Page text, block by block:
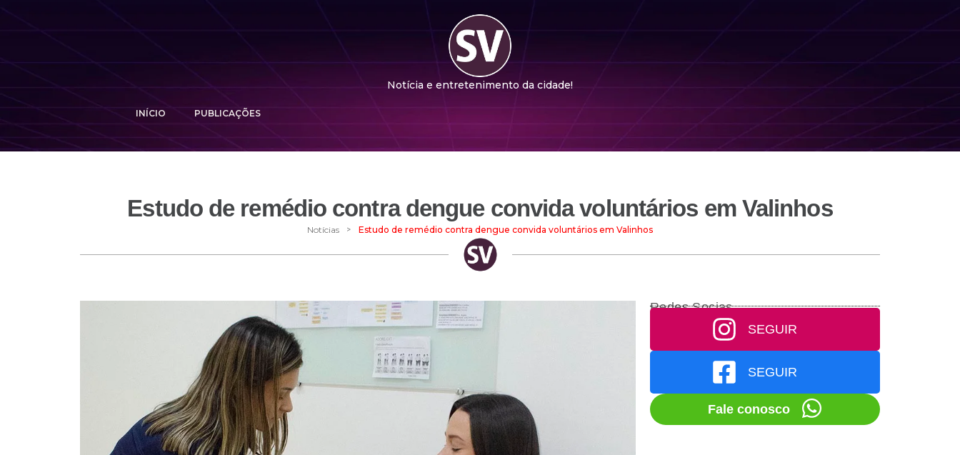
Notícia e entretenimento da cidade!
INÍCIO PUBLICAÇÕES
Estudo de remédio contra dengue convida voluntários em Valinhos
Notícias > Estudo de remédio contra dengue convida voluntários em Valinhos
Redes Socias
SEGUIR
SEGUIR
Fale conosco